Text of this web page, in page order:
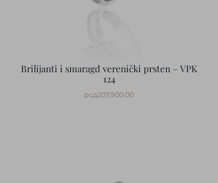
Brilijanti i smaragd verenički prsten – VPK
124
рсд207,900.00